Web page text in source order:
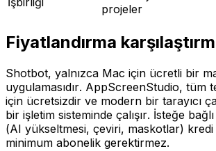
projeler
Fiyatlandırma
Shotbot, yalnızca Mac için ücretli bir
uygulamasıdır. AppScreenStudio, tüm
için ücretsizdir ve modern bir tarayıcı
bir işletim sisteminde çalışır. İsteğe
(AI yükseltmesi, çeviri, maskotlar) kredi
minimum abonelik gerektirmez.